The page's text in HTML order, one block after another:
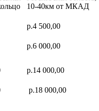
10-40км от МКАД
р.4 500,00
р.6 000,00
р.14 000,00
р.18 000,00